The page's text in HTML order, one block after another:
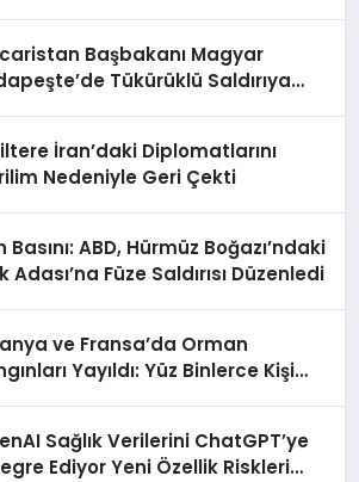
Başbakanı Magyar
Tükürüklü Saldırıya
İran’daki Diplomatlarını
Nedeniyle Geri Çekti
Basını: ABD, Hürmüz Boğazı’ndaki
Adası’na Füze Saldırısı Düzenledi
ve Fransa’da Orman
Yayıldı: Yüz Binlerce Kişi
Sağlık Verilerini ChatGPT’ye
Ediyor Yeni Özellik Riskleri